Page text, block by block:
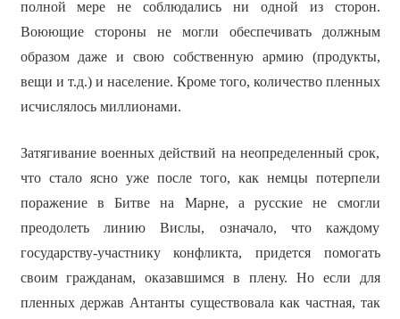
полной мере не соблюдались ни одной из сторон.
Воюющие стороны не могли обеспечивать должным
образом даже и свою собственную армию (продукты,
вещи и т.д.) и население. Кроме того, количество пленных
исчислялось миллионами.
Затягивание военных действий на неопределенный срок,
что стало ясно уже после того, как немцы потерпели
поражение в Битве на Марне, а русские не смогли
преодолеть линию Вислы, означало, что каждому
государству-участнику конфликта, придется помогать
своим гражданам, оказавшимся в плену. Но если для
пленных держав Антанты существовала как частная, так